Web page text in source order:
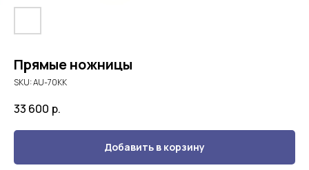
Прямые ножницы
SKU:AU-70KK
33 600 р.
Добавить в корзину